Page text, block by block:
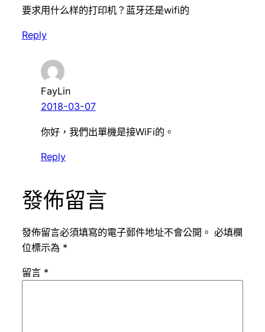
要求用什么样的打印机？蓝牙还是wifi的
Reply
FayLin
2018-03-07
你好，我們出單機是接WiFi的。
Reply
發佈留言
發佈留言必須填寫的電子郵件地址不會公開。 必填欄
位標示為 *
留言 *